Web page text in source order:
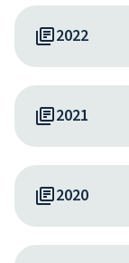
2022
2021
2020